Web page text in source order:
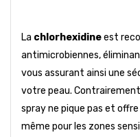
La chlorhexidineest
antimicrobiennes,
vous assurant ainsi une
votre peau.
spray ne pique pas et
même pour les zones